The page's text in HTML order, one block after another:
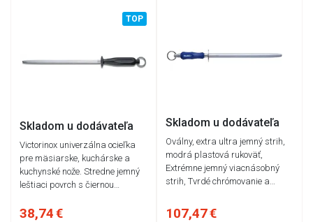
TOP
Skladom u dodávateľa
Victorinox univerzálna ocieľka
pre mäsiarske, kuchárske a
kuchynské nože. Stredne jemný
leštiaci povrch s čiernou…
38,74 €
Skladom u dodávateľa
Oválny, extra ultra jemný strih,
modrá plastová rukoväť,
Extrémne jemný viacnásobný
strih, Tvrdé chrómovanie a…
107,47 €